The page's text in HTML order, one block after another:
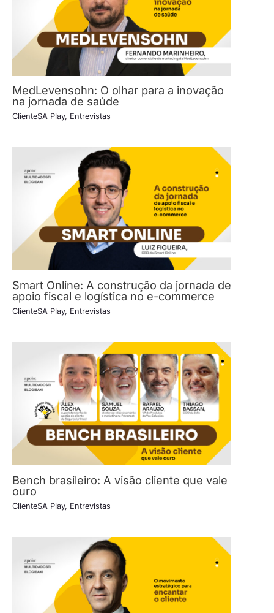
MedLevensohn: O olhar para a inovação
na jornada de saúde
ClienteSA Play, Entrevistas
Smart Online: A construção da jornada de
apoio fiscal e logística no e-commerce
ClienteSA Play, Entrevistas
Bench brasileiro: A visão cliente que vale
ouro
ClienteSA Play, Entrevistas